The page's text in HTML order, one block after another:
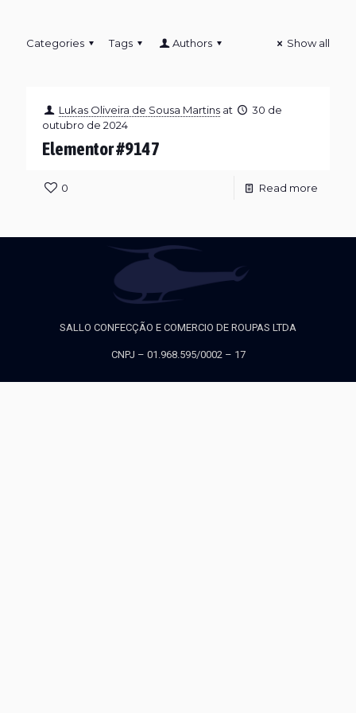
Categories Tags Authors Show all
Lukas Oliveira de Sousa Martins at
30 de
outubro de 2024
Elementor #9147
0 Read more
SALLO CONFECÇÃO E COMERCIO DE ROUPAS LTDA
CNPJ – 01.968.595/0002 – 17